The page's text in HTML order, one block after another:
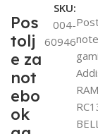
Pos
tolj
e za
not
ebo
ok
SKU:
004-
60946